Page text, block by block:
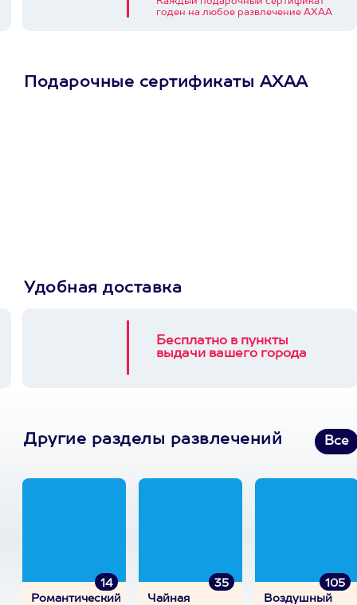
годен на любое развлечение АХАА
Подарочные сертификаты АХАА
Удобная доставка
Бесплатно в пункты
выдачи вашего города
Другие разделы развлечений Все
14
Романтический
35
Чайная
105
Воздушный